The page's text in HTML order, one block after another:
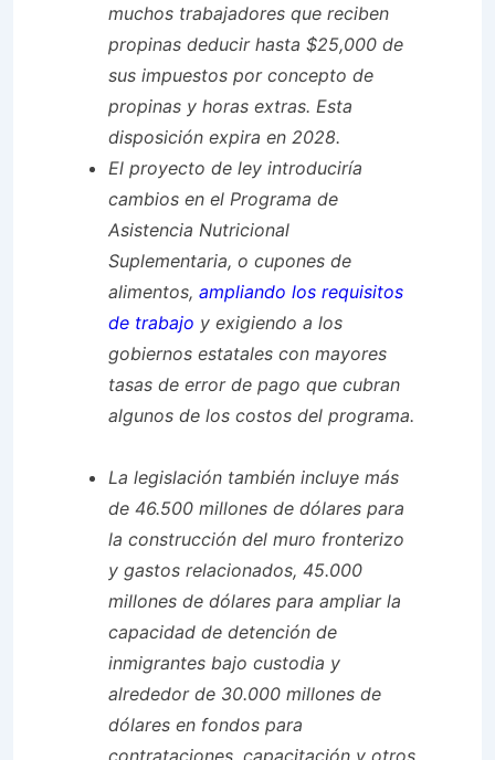
muchos trabajadores que reciben
propinas deducir hasta $25,000 de
sus impuestos por concepto de
propinas y horas extras. Esta
disposición expira en 2028.
El proyecto de ley introduciría
cambios en el Programa de
Asistencia Nutricional
Suplementaria, o cupones de
alimentos, ampliando los requisitos
de trabajo y exigiendo a los
gobiernos estatales con mayores
tasas de error de pago que cubran
algunos de los costos del programa.
La legislación también incluye más
de 46.500 millones de dólares para
la construcción del muro fronterizo
y gastos relacionados, 45.000
millones de dólares para ampliar la
capacidad de detención de
inmigrantes bajo custodia y
alrededor de 30.000 millones de
dólares en fondos para